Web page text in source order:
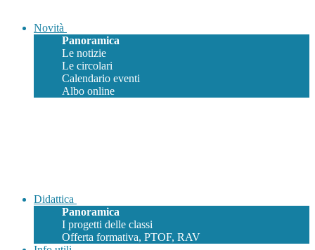
Novità
Panoramica
Le notizie
Le circolari
Calendario eventi
Albo online
Didattica
Panoramica
I progetti delle classi
Offerta formativa, PTOF, RAV